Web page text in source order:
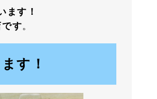
ます！
す。
す！